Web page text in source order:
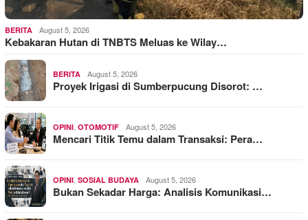
BERITA August 5, 2026
Kebakaran Hutan di TNBTS Meluas ke Wilay…
BERITA August 5, 2026
Proyek Irigasi di Sumberpucung Disorot: …
OPINI OTOMOTIF August 5, 2026
Mencari Titik Temu dalam Transaksi: Pera…
OPINI SOSIAL BUDAYA August 5, 2026
Bukan Sekadar Harga: Analisis Komunikasi…